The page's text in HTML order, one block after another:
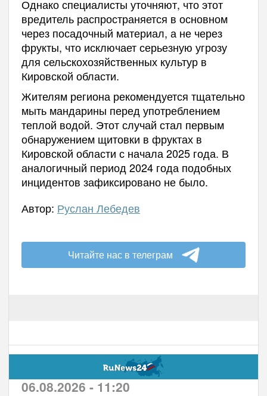
Однако специалисты уточняют, что этот
вредитель распространяется в основном
через посадочный материал, а не через
фрукты, что исключает серьезную угрозу
для сельскохозяйственных культур в
Кировской области.
Жителям региона рекомендуется тщательно
мыть мандарины перед употреблением
теплой водой. Этот случай стал первым
обнаружением щитовки в фруктах в
Кировской области с начала 2025 года. В
аналогичный период 2024 года подобных
инцидентов зафиксировано не было.
Автор: Руслан Лебедев
Читайте нас в телеграм
06.08.2026 - 11:20